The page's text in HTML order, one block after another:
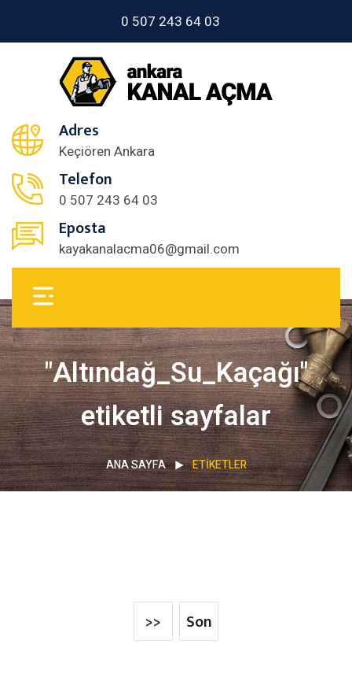
0 507 243 64 03
Adres
Keçiören Ankara
Telefon
0 507 243 64 03
Eposta
kayakanalacma06@gmail.com
"Altındağ_Su_Kaçağı"
etiketli sayfalar
ANA SAYFA ETIKETLER
>> Son